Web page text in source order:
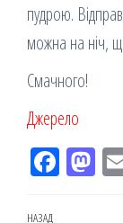
пудрою.
можна на ніч,
Смачного!
Джерело
Fac M
НАЗАД